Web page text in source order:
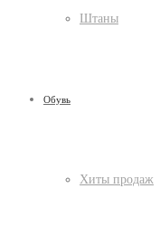
Штаны
Обувь
Хиты продаж